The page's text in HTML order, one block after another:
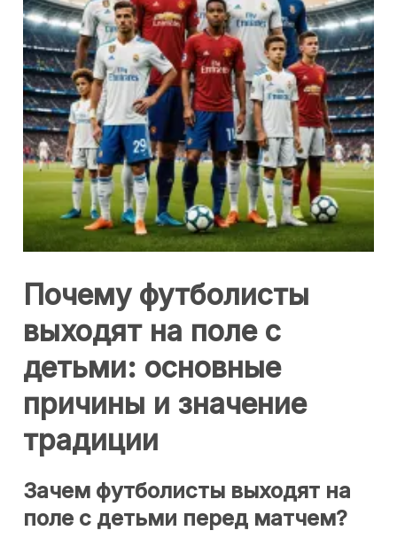
Почему футболисты
выходят на поле с
детьми: основные
причины и значение
традиции
Зачем футболисты выходят на
поле с детьми перед матчем?